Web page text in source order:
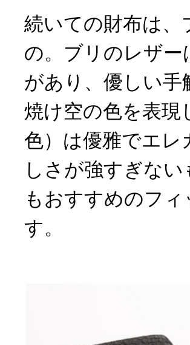
続いての財布は
の。ブリのレザ
があり、優しい
焼け空の色を表現
色）は優雅でエレ
しさが強すぎな
もおすすめのフ
す。